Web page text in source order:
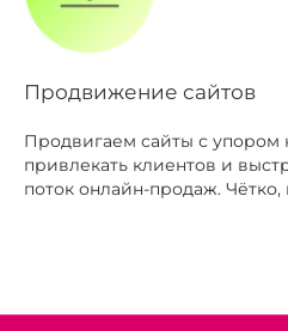
Продвижение сайтов
Продвигаем сайты с упором
привлекать клиентов и
поток онлайн-продаж.